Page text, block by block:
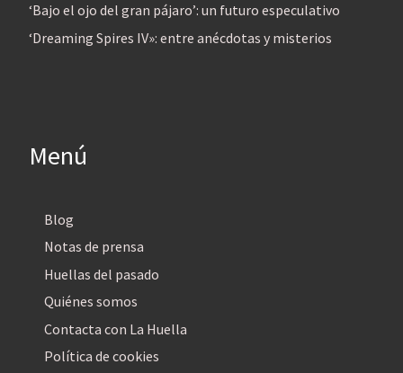
‘Bajo el ojo del gran pájaro’: un futuro especulativo
‘Dreaming Spires IV»: entre anécdotas y misterios
Menú
Blog
Notas de prensa
Huellas del pasado
Quiénes somos
Contacta con La Huella
Política de cookies